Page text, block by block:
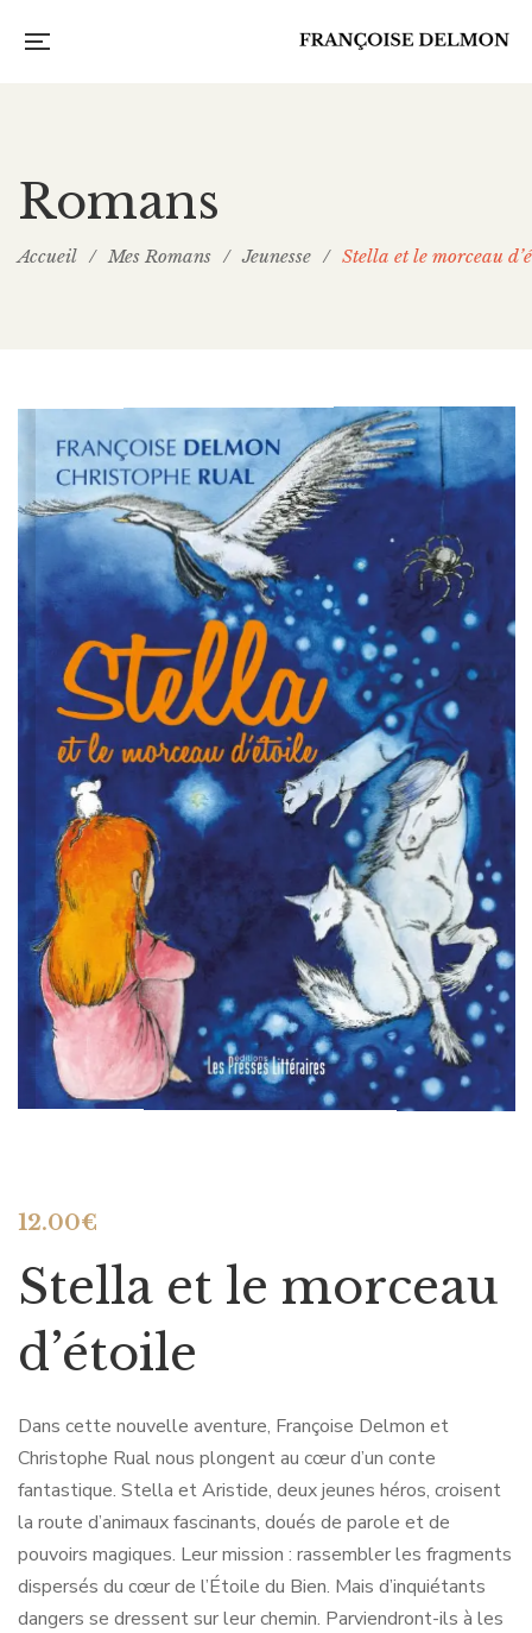
Romans
Accueil / Mes Romans / Jeunesse / Stella et le morceau
12.00€
Stella et le morceau
d’étoile
Dans cette nouvelle aventure, Françoise Delmon et
Christophe Rual nous plongent au cœur d’un conte
fantastique. Stella et Aristide, deux jeunes héros, croisent
la route d’animaux fascinants, doués de parole et de
pouvoirs magiques. Leur mission : rassembler les fragments
dispersés du cœur de l’Étoile du Bien. Mais d’inquiétants
dangers se dressent sur leur chemin. Parviendront-ils à les